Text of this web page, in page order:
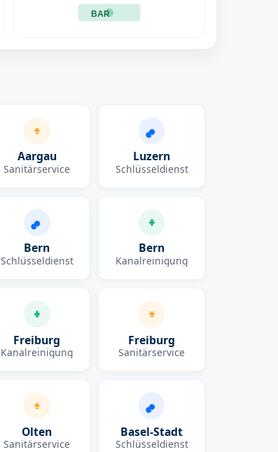
BAR
Aargau
Sanitärservice
Luzern
Schlüsseldienst
Bern
Schlüsseldienst
Bern
Kanalreinigung
Freiburg
Kanalreinigung
Freiburg
Sanitärservice
Olten
Sanitärservice
Basel-Stadt
Schlüsseldienst